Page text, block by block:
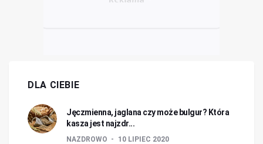
DLA CIEBIE
Jęczmienna, jaglana czy może bulgur? Która
kasza jest najzdr...
NAZDROWO 10 LIPIEC 2020